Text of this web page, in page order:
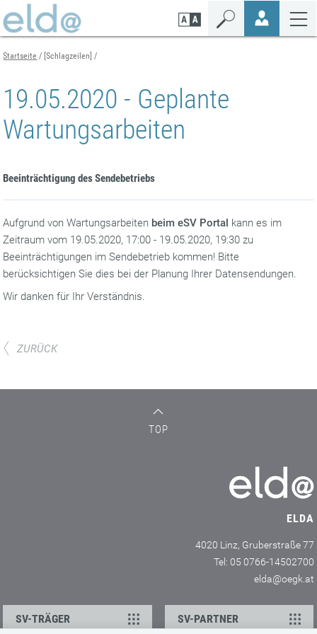
Seiteninhalt
springen
Navigation
springen
Mobilen
Navigation
springen
Startseite [Schlagzeilen]
19.05.2020 - Geplante
Wartungsarbeiten
Beeinträchtigung des Sendebetriebs
Aufgrund von Wartungsarbeiten beim eSV Portal kann es im
Zeitraum vom 19.05.2020, 17:00 - 19.05.2020, 19:30 zu
Beeinträchtigungen im Sendebetrieb kommen! Bitte
berücksichtigen Sie dies bei der Planung Ihrer Datensendungen.
Wir danken für Ihr Verständnis.
ZURÜCK
TOP
ELDA
4020 Linz, Gruberstraße 77
Tel: 05 0766-14502700
elda@oegk.at
SV-TRÄGER SV-PARTNER